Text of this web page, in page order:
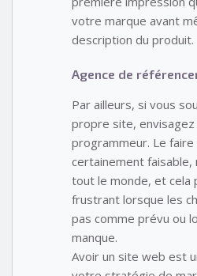
votre marque avant
description du produit.
Agence de
Par ailleurs, si vous
propre site, envisagez
programmeur. Le
certainement faisable,
tout le monde, et
frustrant lorsque les
pas comme prévu ou
manque.
Avoir un site web est